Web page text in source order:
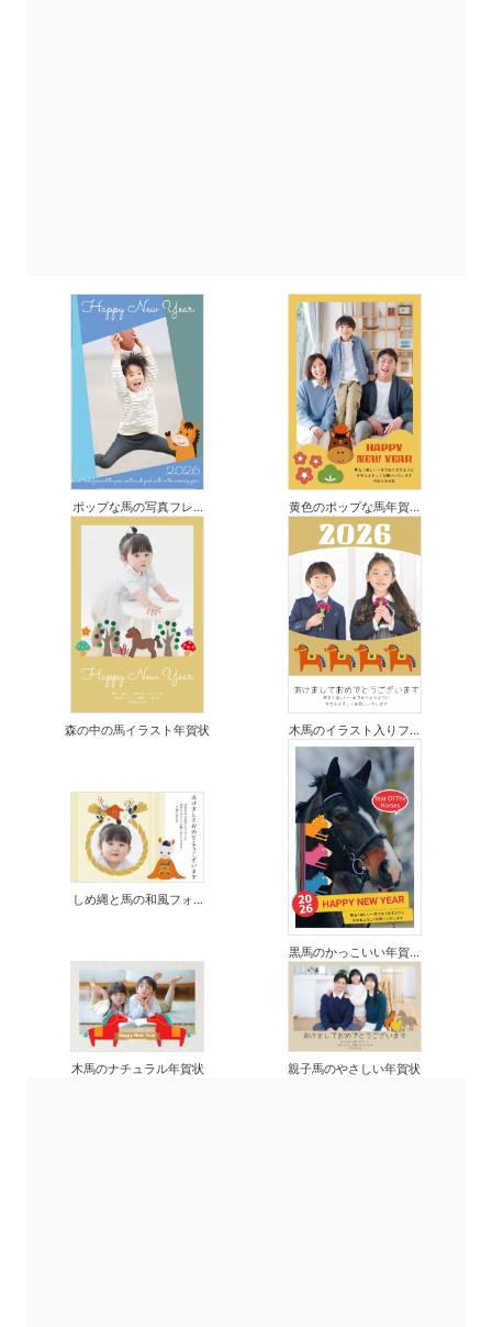
ポップな馬の写真フレ... 黄色のポップな馬年賀...
森の中の馬イラスト年賀状 木馬のイラスト入りフ...
しめ縄と馬の和風フォ...
黒馬のかっこいい年賀...
木馬のナチュラル年賀状 親子馬のやさしい年賀状